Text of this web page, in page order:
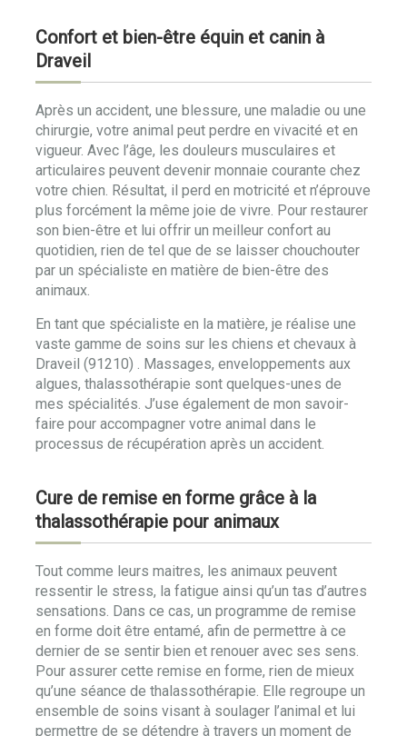
Confort et bien-être équin et canin à
Draveil
Après un accident, une blessure, une maladie ou une
chirurgie, votre animal peut perdre en vivacité et en
vigueur. Avec l’âge, les douleurs musculaires et
articulaires peuvent devenir monnaie courante chez
votre chien. Résultat, il perd en motricité et n’éprouve
plus forcément la même joie de vivre. Pour restaurer
son bien-être et lui offrir un meilleur confort au
quotidien, rien de tel que de se laisser chouchouter
par un spécialiste en matière de bien-être des
animaux.
En tant que spécialiste en la matière, je réalise une
vaste gamme de soins sur les chiens et chevaux à
Draveil (91210) . Massages, enveloppements aux
algues, thalassothérapie sont quelques-unes de
mes spécialités. J’use également de mon savoir-
faire pour accompagner votre animal dans le
processus de récupération après un accident.
Cure de remise en forme grâce à la
thalassothérapie pour animaux
Tout comme leurs maitres, les animaux peuvent
ressentir le stress, la fatigue ainsi qu’un tas d’autres
sensations. Dans ce cas, un programme de remise
en forme doit être entamé, afin de permettre à ce
dernier de se sentir bien et renouer avec ses sens.
Pour assurer cette remise en forme, rien de mieux
qu’une séance de thalassothérapie. Elle regroupe un
ensemble de soins visant à soulager l’animal et lui
permettre de se détendre à travers un moment de